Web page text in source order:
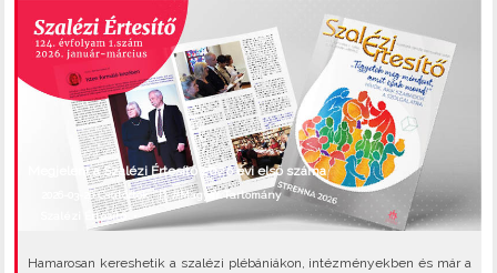
Megjelent a Szalézi Értesítő 2026 évi első száma
2026-03-26 Csütörtök |#Magyar Tartomány
Szalézi Értesítő•
Hamarosan kereshetik a szalézi plébániákon, intézményekben és már a